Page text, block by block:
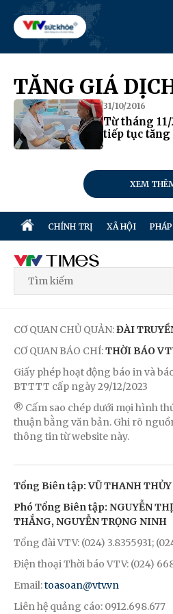
TĂNG GIÁ
31/10/2016
Từ tháng
tiếp tục tăng
XEM
CHÍNH TRỊ XÃ HỘI
CƠ QUAN CHỦ QUẢN:ĐÀI
CƠ QUAN BÁO CHÍ:THỜI BÁO
Giấy phép hoạt động báo in và
BTTTT cấp ngày 29/12/2023
® Cấm sao chép dưới mọi hình
thuận bằng văn bản. Ghi rõ
thông tin từ website này.
Tổng Biên tập: VŨ THANH THỦY
Phó Tổng Biên tập: NGUYỄN
THẮNG, NGUYỄN TRỌNG NINH
Tổng đài VTV: (024) 3.8355931;
Điện thoại Thời báo VTV: (024)
Email:toasoan@vtv.vn
Liên hệ quảng cáo: 0912.698.677